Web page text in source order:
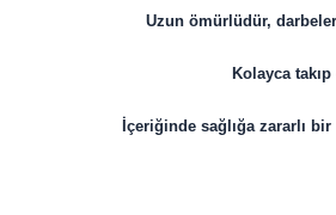
Uzun ömürlüdür,
Kolayca
İçeriğinde sağlığa zararlı